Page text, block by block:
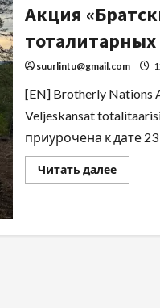
Акция
suurlintu@gmail.com
[EN] Brotherly Nations
Veljeskansat
приурочена к дате 23
Читать далее